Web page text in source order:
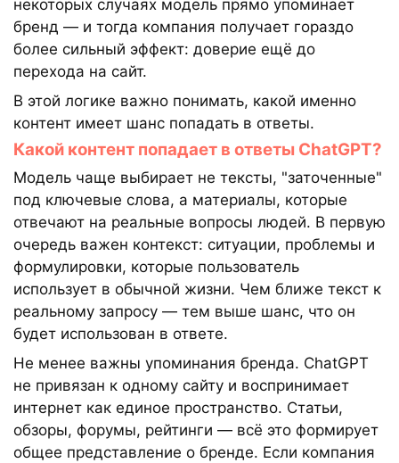
некоторых случаях модель прямо упоминает
бренд — и тогда компания получает гораздо
более сильный эффект: доверие ещё до
перехода на сайт.
В этой логике важно понимать, какой именно
контент имеет шанс попадать в ответы.
Какой контент попадает в ответы ChatGPT?
Модель чаще выбирает не тексты, "заточенные"
под ключевые слова, а материалы, которые
отвечают на реальные вопросы людей. В первую
очередь важен контекст: ситуации, проблемы и
формулировки, которые пользователь
использует в обычной жизни. Чем ближе текст к
реальному запросу — тем выше шанс, что он
будет использован в ответе.
Не менее важны упоминания бренда. ChatGPT
не привязан к одному сайту и воспринимает
интернет как единое пространство. Статьи,
обзоры, форумы, рейтинги — всё это формирует
общее представление о бренде. Если компания